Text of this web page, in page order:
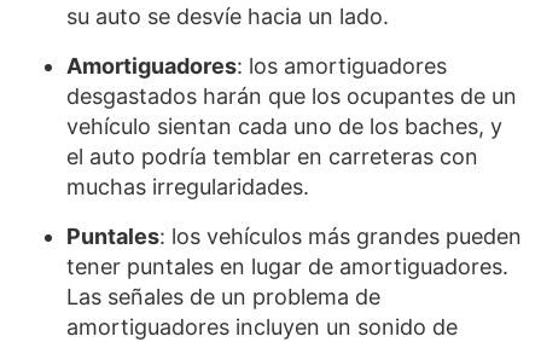
su auto se desvíe hacia un lado.
Amortiguadores: los amortiguadores
desgastados harán que los ocupantes de un
vehículo sientan cada uno de los baches, y
el auto podría temblar en carreteras con
muchas irregularidades.
Puntales: los vehículos más grandes pueden
tener puntales en lugar de amortiguadores.
Las señales de un problema de
amortiguadores incluyen un sonido de